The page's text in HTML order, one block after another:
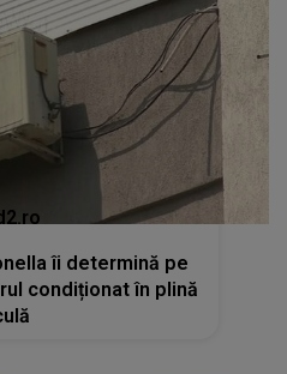
îi determină pe
condiționat în plină